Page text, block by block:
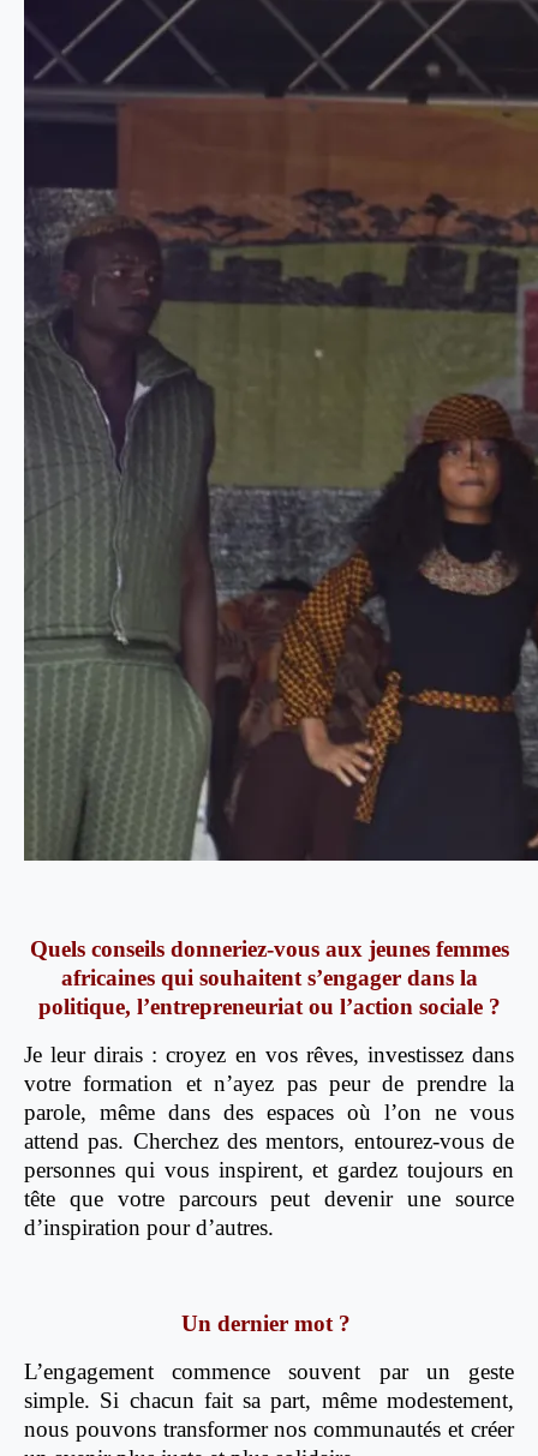
Quels conseils donneriez-vous aux jeunes femmes
africaines qui souhaitent s’engager dans la
politique, l’entrepreneuriat ou l’action sociale ?
Je leur dirais : croyez en vos rêves, investissez dans
votre formation et n’ayez pas peur de prendre la
parole, même dans des espaces où l’on ne vous
attend pas. Cherchez des mentors, entourez-vous de
personnes qui vous inspirent, et gardez toujours en
tête que votre parcours peut devenir une source
d’inspiration pour d’autres.
Un dernier mot ?
L’engagement commence souvent par un geste
simple. Si chacun fait sa part, même modestement,
nous pouvons transformer nos communautés et créer